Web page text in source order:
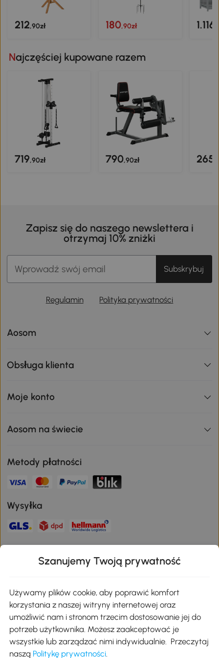
212,90zł 180,90zł 1.116
Najczęściej kupowane razem
719,90zł 790,90zł 265
Zapisz się do naszego newslettera i
otrzymaj 10% zniżki
Subskrybuj
Regulamin Polityka prywatności
Aosom
Obsługa klienta
Moje konto
Aosom na świecie
Metody płatności
Wysyłka
Pobierz aplikację Aosom
Google Play
Szanujemy Twoją prywatność
Używamy plików cookie, aby poprawić komfort
korzystania z naszej witryny internetowej oraz
umożliwić nam i stronom trzecim dostosowanie jej do
potrzeb użytkownika. Możesz zaakceptować je
wszystkie lub zarządzać nimi indywidualnie. Przeczytaj
naszą Politykę prywatności.